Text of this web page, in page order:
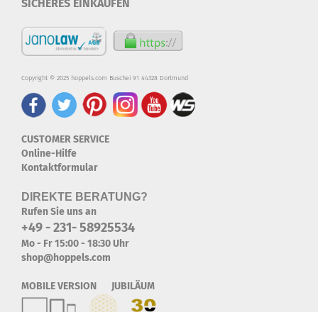
SICHERES EINKAUFEN
Copyright © 2025 hoppels.com Buschei 91 44328 Dortmund
CUSTOMER SERVICE
Online-Hilfe
Kontaktformular
DIREKTE BERATUNG?
Rufen Sie uns an
+49 - 231- 58925534
Mo - Fr 15:00 - 18:30 Uhr
shop@hoppels.com
MOBILE VERSION JUBILÄUM